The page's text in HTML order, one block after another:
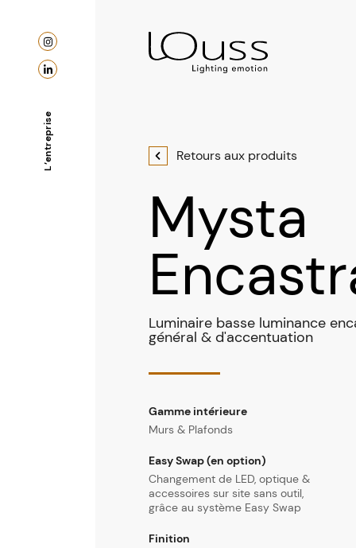
L’entreprise Retours aux produits
Mysta
Luminaire basse luminance
général & d'accentuation
Gamme intérieure
Murs & Plafonds
Easy Swap (en option)
Changement de LED, optique &
accessoires sur site sans outil,
grâce au système Easy Swap
Finition